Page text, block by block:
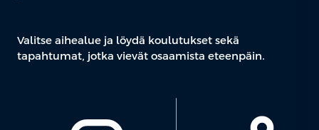
Valitse aihealue ja löydä koulutukset sekä
tapahtumat, jotka vievät osaamista eteenpäin.